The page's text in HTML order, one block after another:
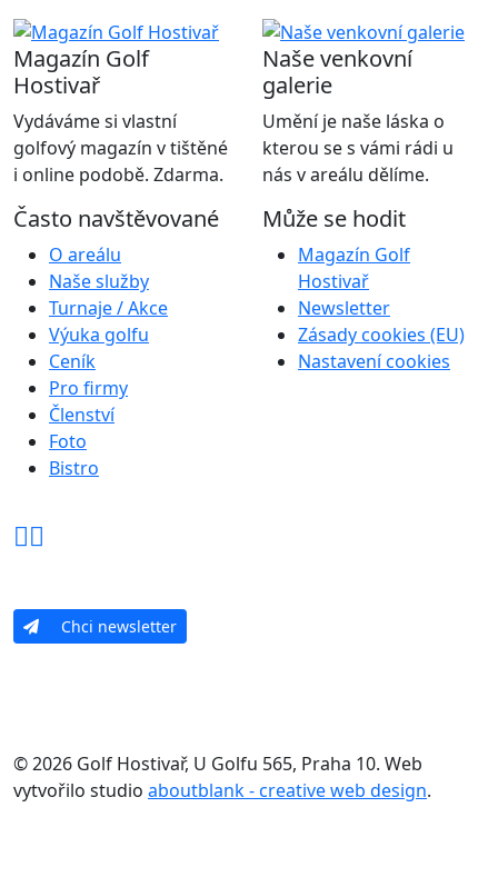
Magazín Golf
Hostivař
Vydáváme si vlastní
golfový magazín v tištěné
i online podobě. Zdarma.
Naše venkovní
galerie
Umění je naše láska o
kterou se s vámi rádi u
nás v areálu dělíme.
Často navštěvované
O areálu
Naše služby
Turnaje / Akce
Výuka golfu
Ceník
Pro firmy
Členství
Foto
Bistro
Může se hodit
Magazín Golf
Hostivař
Newsletter
Zásady cookies (EU)
Nastavení cookies
Chci newsletter
© 2026 Golf Hostivař, U Golfu 565, Praha 10. Web
vytvořilo studio aboutblank - creative web design.